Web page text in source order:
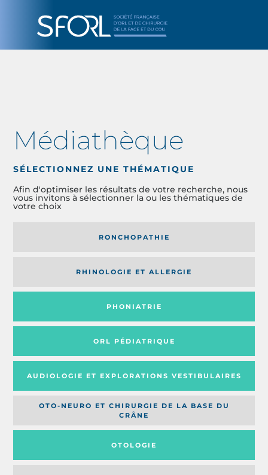
Médiathèque
SÉLECTIONNEZ UNE THÉMATIQUE
Afin d'optimiser les résultats de votre recherche, nous
vous invitons à sélectionner la ou les thématiques de
votre choix
RONCHOPATHIE
RHINOLOGIE ET ALLERGIE
PHONIATRIE
ORL PÉDIATRIQUE
AUDIOLOGIE ET EXPLORATIONS VESTIBULAIRES
OTO-NEURO ET CHIRURGIE DE LA BASE DU
CRÂNE
OTOLOGIE